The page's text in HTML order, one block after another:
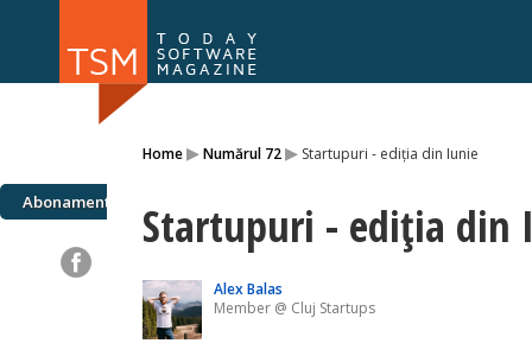
Home▸Numărul 72▸ Startupuri - ediția din Iunie
Abonamente Startupuri - ediția din
Alex Balas
Member @ Cluj Startups